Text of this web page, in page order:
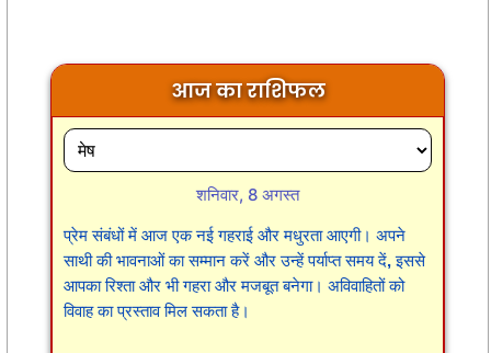
आज का राशिफल
शनिवार, 8 अगस्त
प्रेम संबंधों में आज एक नई गहराई और मधुरता आएगी। अपने
साथी की भावनाओं का सम्मान करें और उन्हें पर्याप्त समय दें, इससे
आपका रिश्ता और भी गहरा और मजबूत बनेगा। अविवाहितों को
विवाह का प्रस्ताव मिल सकता है।